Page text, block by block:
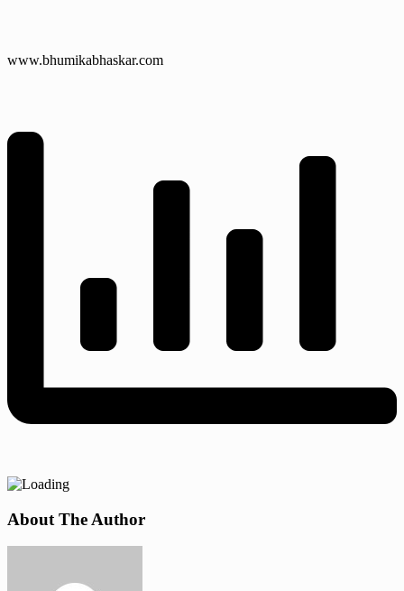
www.bhumikabhaskar.com
About The Author